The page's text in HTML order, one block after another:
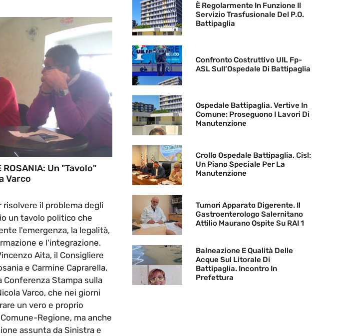
ROSANIA: Un "tavolo"
Varco
il problema degli
un tavolo politico che
l'emergenza, la legalità,
e l'integrazione.
Aita, il Consigliere
e Carmine Caprarella,
Conferenza Stampa sulla
Varco, che nei giorni
un vero e proprio
Regione, ma anche
assunta da Sinistra e
È Regolarmente In Funzione Il
Servizio Trasfusionale Del P.O.
Battipaglia
Confronto Costruttivo UIL Fp-
ASL Sull’Ospedale Di Battipaglia
Ospedale Battipaglia. Vertive In
Comune: Proseguono I Lavori Di
Manutenzione
Crollo Ospedale Battipaglia. Cisl:
Un Piano Speciale Per La
Manutenzione
Tumori Apparato Digerente. Il
Gastroenterologo Salernitano
Attilio Maurano Ospite Su RAI 1
Balneazione E Qualità Delle
Acque Sul Litorale Di
Battipaglia. Incontro In
Prefettura